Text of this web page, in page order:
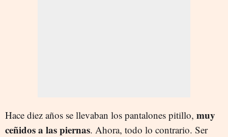
Hace diez años se llevaban los pantalones pitillo, muy
ceñidos a las piernas. Ahora, todo lo contrario. Ser